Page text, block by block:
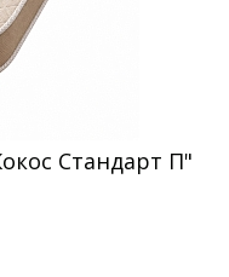
Стандарт П"